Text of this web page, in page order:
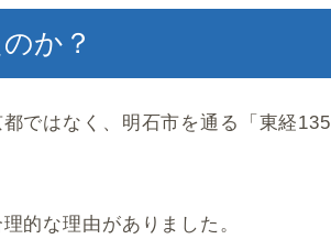
か？
ではなく、明石市を通る「東経135
的な理由がありました。